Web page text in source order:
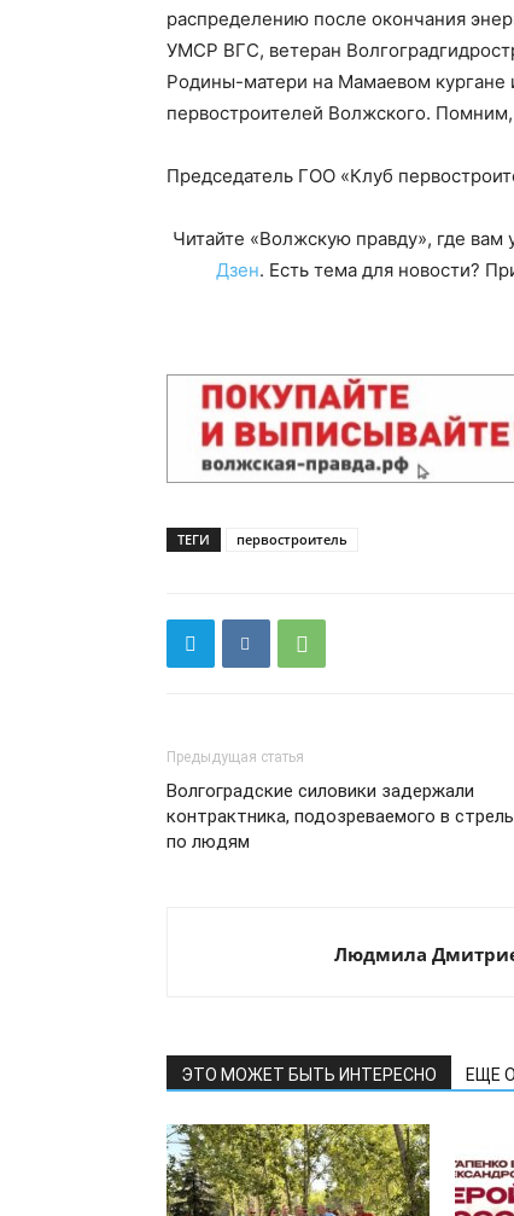
распределению после окончания
УМСР ВГС, ветеран
Родины-матери на Мамаевом кургане
первостроителей Волжского.
Председатель ГОО «Клуб
Читайте «Волжскую правду», где вам
Дзен. Есть тема для новости?
ТЕГИ первостроитель
Предыдущая статья
Волгоградские силовики задержали
контрактника, подозреваемого в
по людям
Людмила
ЭТО МОЖЕТ БЫТЬ ИНТЕРЕСНО ЕЩЕ